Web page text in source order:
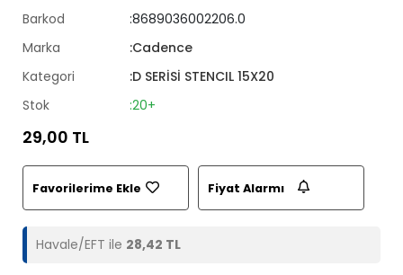
Barkod
:8689036002206.0
Marka
:Cadence
Kategori
:D SERİSİ STENCIL 15X20
Stok
:20+
29,00 TL
Favorilerime Ekle Fiyat Alarmı
Havale/EFT ile 28,42 TL